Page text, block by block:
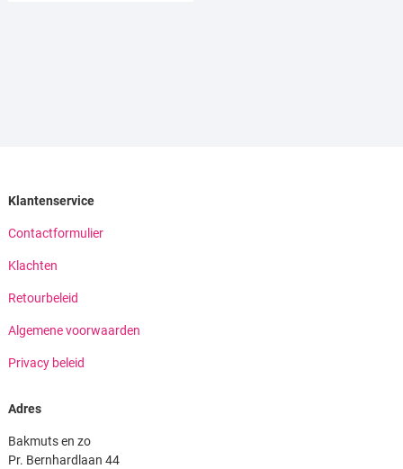
Klantenservice
Contactformulier
Klachten
Retourbeleid
Algemene voorwaarden
Privacy beleid
Adres
Bakmuts en zo
Pr. Bernhardlaan 44